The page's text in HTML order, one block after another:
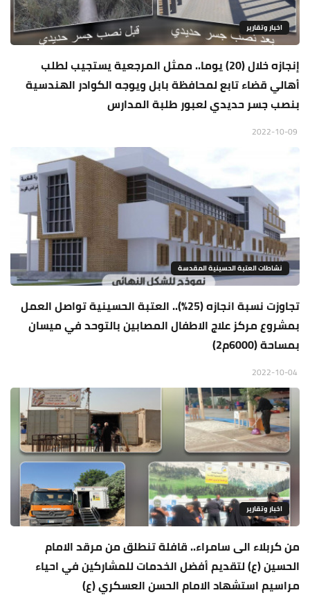
اخبار وتقارير
إنجازه خلال (20) يوما.. ممثل المرجعية يستجيب لطلب
أهالي قضاء تابع لمحافظة بابل ويوجه الكوادر الهندسية
بنصب جسر حديدي لعبور طلبة المدارس
نشاطات العتبة الحسينية المقدسة
تجاوزت نسبة انجازه (25%).. العتبة الحسينية تواصل العمل
بمشروع مركز علاج الاطفال المصابين بالتوحد في ميسان
بمساحة (6000م2)
اخبار وتقارير
من كربلاء الى سامراء.. قافلة تنطلق من مرقد الامام
الحسين (ع) لتقديم أفضل الخدمات للمشاركين في احياء
مراسيم استشهاد الامام الحسن العسكري (ع)